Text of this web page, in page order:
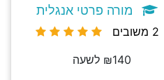
מורה פרטי אנגלית
2 משובים
₪140 לשעה